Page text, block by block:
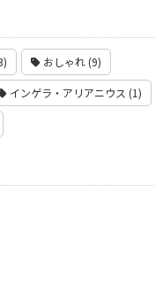
おしゃれ (9)
インゲラ・アリアニウス (1)